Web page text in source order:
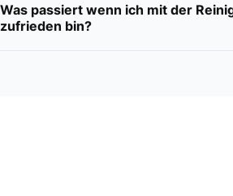
Was passiert wenn ich mit der
zufrieden bin?